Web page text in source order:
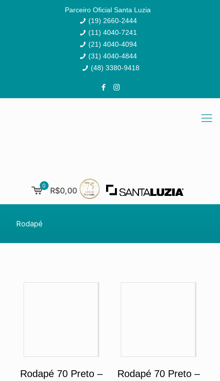
Parceiro Oficial Santa Luzia
(19) 2660-2444
(11) 4040-7241
(21) 4040-4094
(31) 4040-4844
(48) 3380-9418
0 R$0,00
Rodapé
Rodapé 70 Preto –
Rodapé 70 Preto –